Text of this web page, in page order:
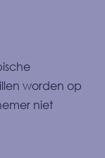
worden op
niet